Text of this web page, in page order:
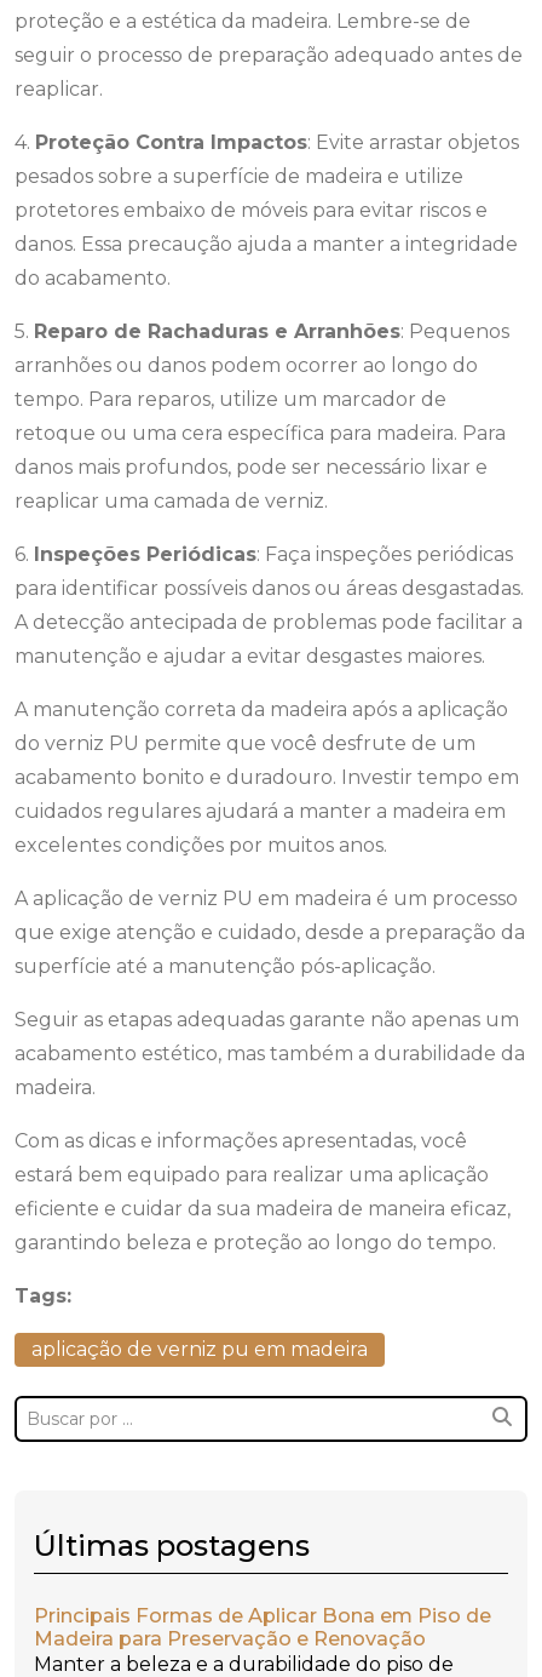
proteção e a estética da madeira. Lembre-se de
seguir o processo de preparação adequado antes de
reaplicar.
4. Proteção Contra Impactos: Evite arrastar objetos
pesados sobre a superfície de madeira e utilize
protetores embaixo de móveis para evitar riscos e
danos. Essa precaução ajuda a manter a integridade
do acabamento.
5. Reparo de Rachaduras e Arranhões: Pequenos
arranhões ou danos podem ocorrer ao longo do
tempo. Para reparos, utilize um marcador de
retoque ou uma cera específica para madeira. Para
danos mais profundos, pode ser necessário lixar e
reaplicar uma camada de verniz.
6. Inspeções Periódicas: Faça inspeções periódicas
para identificar possíveis danos ou áreas desgastadas.
A detecção antecipada de problemas pode facilitar a
manutenção e ajudar a evitar desgastes maiores.
A manutenção correta da madeira após a aplicação
do verniz PU permite que você desfrute de um
acabamento bonito e duradouro. Investir tempo em
cuidados regulares ajudará a manter a madeira em
excelentes condições por muitos anos.
A aplicação de verniz PU em madeira é um processo
que exige atenção e cuidado, desde a preparação da
superfície até a manutenção pós-aplicação.
Seguir as etapas adequadas garante não apenas um
acabamento estético, mas também a durabilidade da
madeira.
Com as dicas e informações apresentadas, você
estará bem equipado para realizar uma aplicação
eficiente e cuidar da sua madeira de maneira eficaz,
garantindo beleza e proteção ao longo do tempo.
Tags:
aplicação de verniz pu em madeira
Últimas postagens
Principais Formas de Aplicar Bona em Piso de
Madeira para Preservação e Renovação
Manter a beleza e a durabilidade do piso de